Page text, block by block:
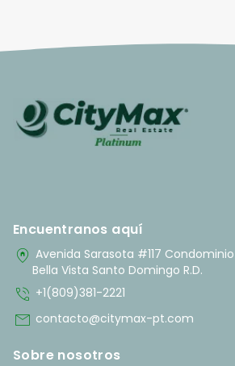
Encuentranos aquí
home_pin Avenida Sarasota #117 Condominio
Bella Vista Santo Domingo R.D.
phone_in_talk +1(809)381-2221
mail contacto@citymax-pt.com
Sobre nosotros